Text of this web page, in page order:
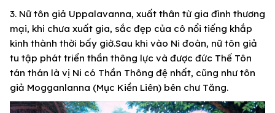
3. Nữ tôn giả Uppalavanna, xuất thân từ gia đình thương
mại, khi chưa xuất gia, sắc đẹp của cô nổi tiếng khắp
kinh thành thời bấy giờ.Sau khi vào Ni đoàn, nữ tôn giả
tu tập phát triển thần thông lực và được đức Thế Tôn
tán thán là vị Ni có Thần Thông đệ nhất, cũng như tôn
giả Mogganlanna (Mục Kiền Liên) bên chư Tăng.